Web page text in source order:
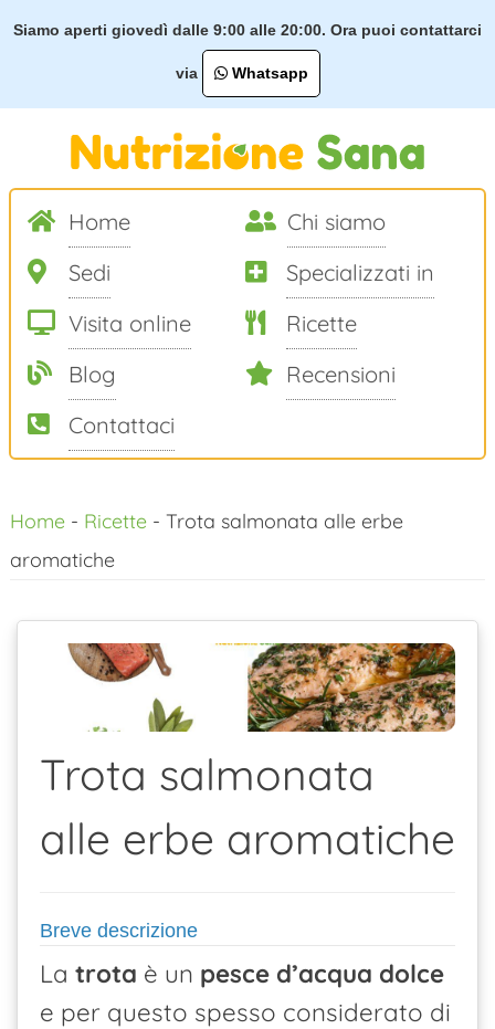
Siamo aperti giovedì dalle 9:00 alle 20:00. Ora puoi contattarci
via Whatsapp
Home
Chi siamo
Sedi
Specializzati in
Visita online
Ricette
Blog
Recensioni
Contattaci
al
contenuto
Home- Ricette- Trota salmonata alle erbe
aromatiche
Trota salmonata
alle erbe aromatiche
Breve descrizione
La trota è un pesce d’acqua dolce
e per questo spesso considerato di